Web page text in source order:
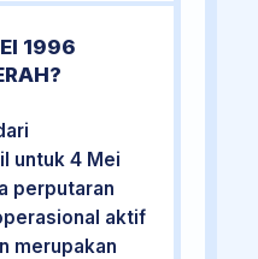
1996
untuk 4 Mei
perputaran
aktif
merupakan